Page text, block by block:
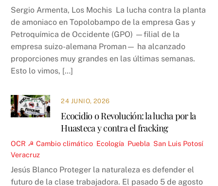
Sergio Armenta, Los Mochis La lucha contra la planta
de amoniaco en Topolobampo de la empresa Gas y
Petroquímica de Occidente (GPO) —filial de la
empresa suizo-alemana Proman— ha alcanzado
proporciones muy grandes en las últimas semanas.
Esto lo vimos, […]
24 JUNIO, 2026
Ecocidio o Revolución: la lucha por la
Huasteca y contra el fracking
OCR ☭ Cambio climático Ecología Puebla San Luis Potosí,
Veracruz
Jesús Blanco Proteger la naturaleza es defender el
futuro de la clase trabajadora. El pasado 5 de agosto